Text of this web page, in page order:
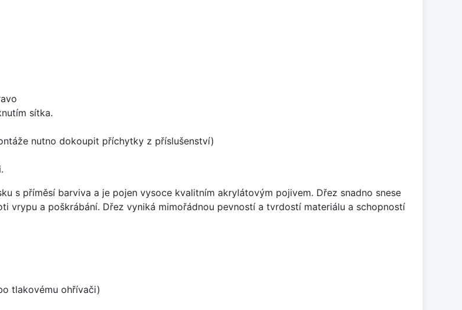
sítka.
nutno dokoupit příchytky z příslušenství)
s příměsí barviva a je pojen vysoce kvalitním akrylátovým pojivem. Dřez snadno snese
vrypu a poškrábání. Dřez vyniká mimořádnou pevností a tvrdostí materiálu a schopností
tlakovému ohřívači)